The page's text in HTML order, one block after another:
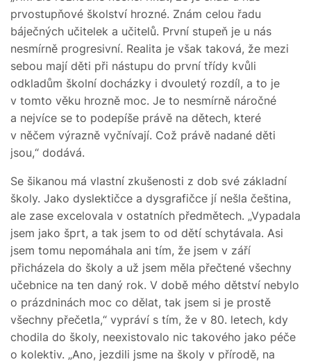
prvostupňové školství hrozné. Znám celou řadu
báječných učitelek a učitelů. První stupeň je u nás
nesmírně progresivní. Realita je však taková, že mezi
sebou mají děti při nástupu do první třídy kvůli
odkladům školní docházky i dvouletý rozdíl, a to je
v tomto věku hrozně moc. Je to nesmírně náročné
a nejvíce se to podepíše právě na dětech, které
v něčem výrazně vyčnívají. Což právě nadané děti
jsou,“ dodává.
Se šikanou má vlastní zkušenosti z dob své základní
školy. Jako dyslektičce a dysgrafičce jí nešla čeština,
ale zase excelovala v ostatních předmětech. „Vypadala
jsem jako šprt, a tak jsem to od dětí schytávala. Asi
jsem tomu nepomáhala ani tím, že jsem v září
přicházela do školy a už jsem měla přečtené všechny
učebnice na ten daný rok. V době mého dětství nebylo
o prázdninách moc co dělat, tak jsem si je prostě
všechny přečetla,“ vypráví s tím, že v 80. letech, kdy
chodila do školy, neexistovalo nic takového jako péče
o kolektiv. „Ano, jezdili jsme na školy v přírodě, na